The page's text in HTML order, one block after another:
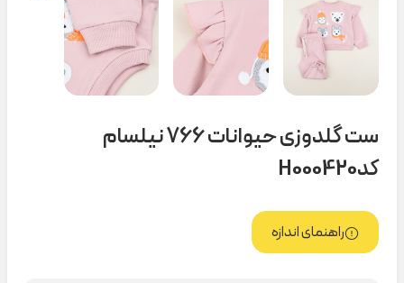
ست گلدوزی حیوانات 766 نیلسام
کدH000420
راهنمای اندازه